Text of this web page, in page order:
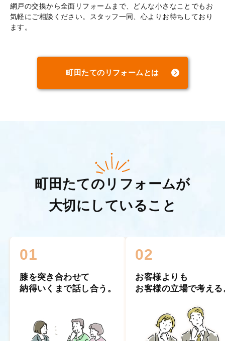
網戸の交換から全面リフォームまで、どんな小さなことでもお
気軽にご相談ください。スタッフ一同、心よりお待ちしており
ます。
町田たてのリフォームとは
町田たてのリフォームが
大切にしていること
01
膝を突き合わせて
納得いくまで話し合う。
02
お客様よりも
お客様の立場で考える